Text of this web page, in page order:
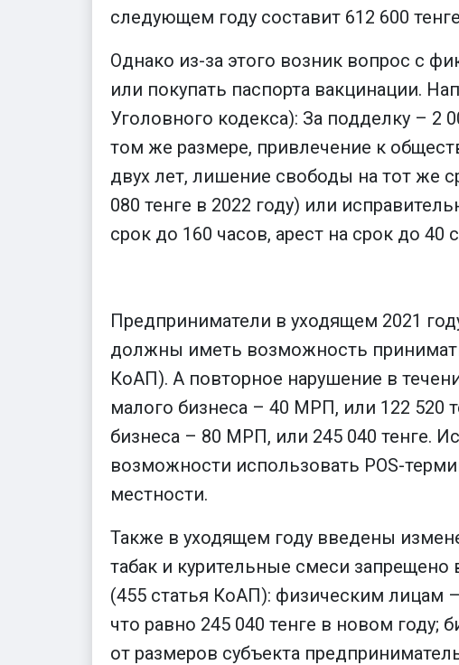
следующем году составит 612 600
Однако из-за этого возник вопрос с
или покупать паспорта вакцинации.
Уголовного кодекса): За подделку – 2
том же размере, привлечение к
двух лет, лишение свободы на тот же
080 тенге в 2022 году) или
срок до 160 часов, арест на срок до 40
Предприниматели в уходящем 2021
должны иметь возможность
КоАП). А повторное нарушение в
малого бизнеса – 40 МРП, или 122 520
бизнеса – 80 МРП, или 245 040 тенге.
возможности использовать POS-
местности.
Также в уходящем году введены
табак и курительные смеси
(455 статья КоАП): физическим лицам
что равно 245 040 тенге в новом году;
от размеров субъекта